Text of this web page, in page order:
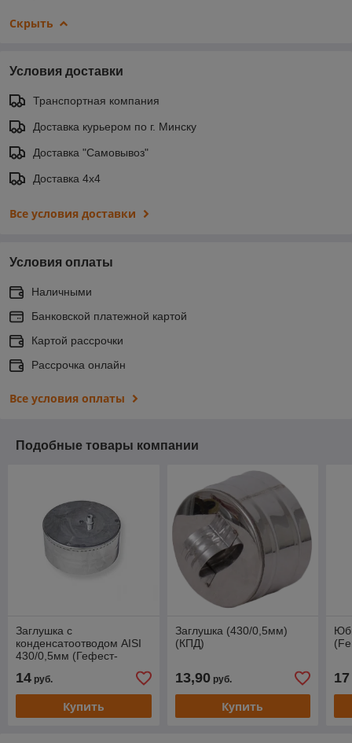
Скрыть
Условия доставки
Транспортная компания
Доставка курьером по г. Минску
Доставка "Самовывоз"
Доставка 4х4
Все условия доставки
Условия оплаты
Наличными
Банковской платежной картой
Картой рассрочки
Рассрочка онлайн
Все условия оплаты
Подобные товары компании
Заглушка с
конденсатоотводом AISI
430/0,5мм (Гефест-
14 руб.
Купить
Заглушка (430/0,5мм)
(КПД)
13,90руб.
Купить
17